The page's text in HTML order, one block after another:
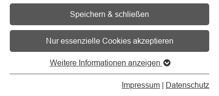
Speichern & schließen
Nur essenzielle Cookies akzeptieren
Weitere Informationen anzeigen
Impressum | Datenschutz
Gegen diese Risiken sollte man sich
absichern
Zu den Versicherungen mit Relevanz bei
Vereinsveranstaltungen gehören:
1. Veranstalterhaftpflichtversicherung